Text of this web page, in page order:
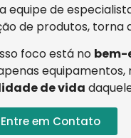
equipe de
de produtos, torna
foco está no
de vida
Entre em Contato